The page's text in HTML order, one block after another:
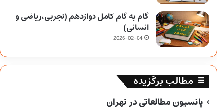
گام به گام کامل دوازدهم (تجربی،ریاضی و
انسانی)
2026-02-04
مطالب برگزیده
پانسیون مطالعاتی در تهران